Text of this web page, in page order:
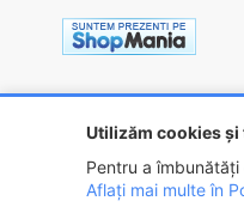
Utilizăm cookies
Pentru a
Aflați mai multe în
Copyright ©2026 -